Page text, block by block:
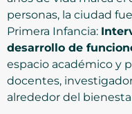
personas, la ciudad
Primera Infancia:
desarrollo de
espacio académico y
docentes,
alrededor del